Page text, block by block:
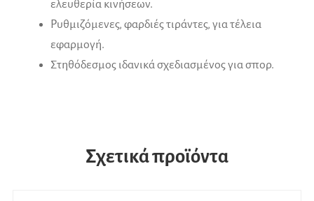
ελευθερία κινήσεων.
Ρυθμιζόμενες, φαρδιές τιράντες, για τέλεια
εφαρμογή.
Στηθόδεσμος ιδανικά σχεδιασμένος για σπορ.
Σχετικά προϊόντα